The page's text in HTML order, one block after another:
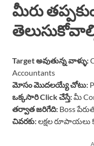
మీరు
Target అవుతున్న వాళ్ళు:
Accountants
మోసం మొదలయ్యే చోటు:
ఒక్కసారి Click చేస్తే:మీ
తర్వాత జరిగేది: Boss
చివరకు:లక్షల రూపాయలు